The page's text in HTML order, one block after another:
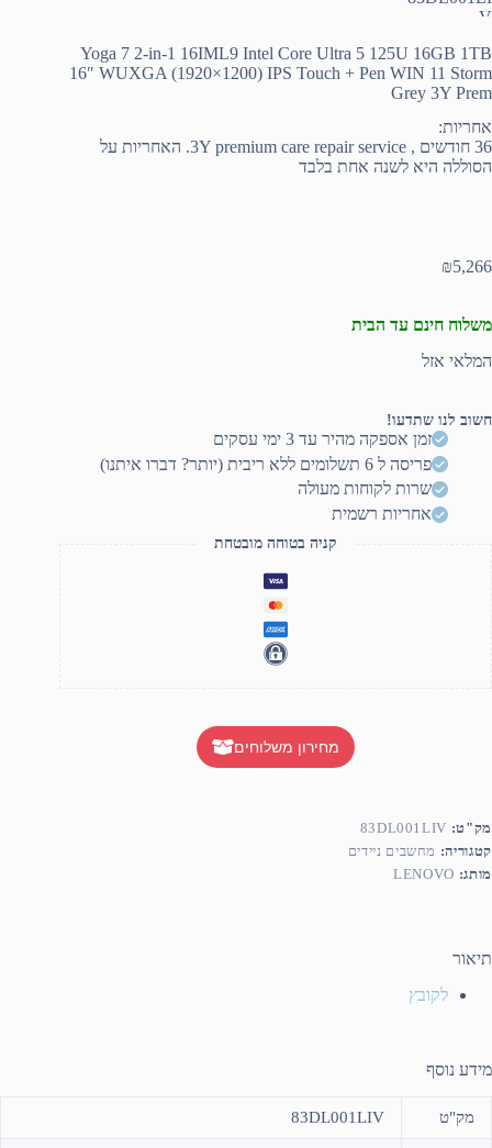
Yoga 7 2-in-1 16IML9 Intel Core Ultra 5 125U 16GB 1TB
16″ WUXGA (1920×1200) IPS Touch + Pen WIN 11 Storm
Grey 3Y Prem
אחריות:
36 חודשים , 3Y premium care repair service. האחריות על
הסוללה היא לשנה אחת בלבד
₪5,266
משלוח חינם עד הבית
המלאי אזל
חשוב לנו שתדעו!
זמן אספקה מהיר עד 3 ימי עסקים
פריסה ל 6 תשלומים ללא ריבית (יותר? דברו איתנו)
שרות לקוחות מעולה
אחריות רשמית
קניה בטוחה מובטחת
מחירון משלוחים
מק"ט: 83DL001LIV
קטגוריה: מחשבים ניידים
מותג: LENOVO
תיאור
לקובץ
מידע נוסף
מק"ט 83DL001LIV